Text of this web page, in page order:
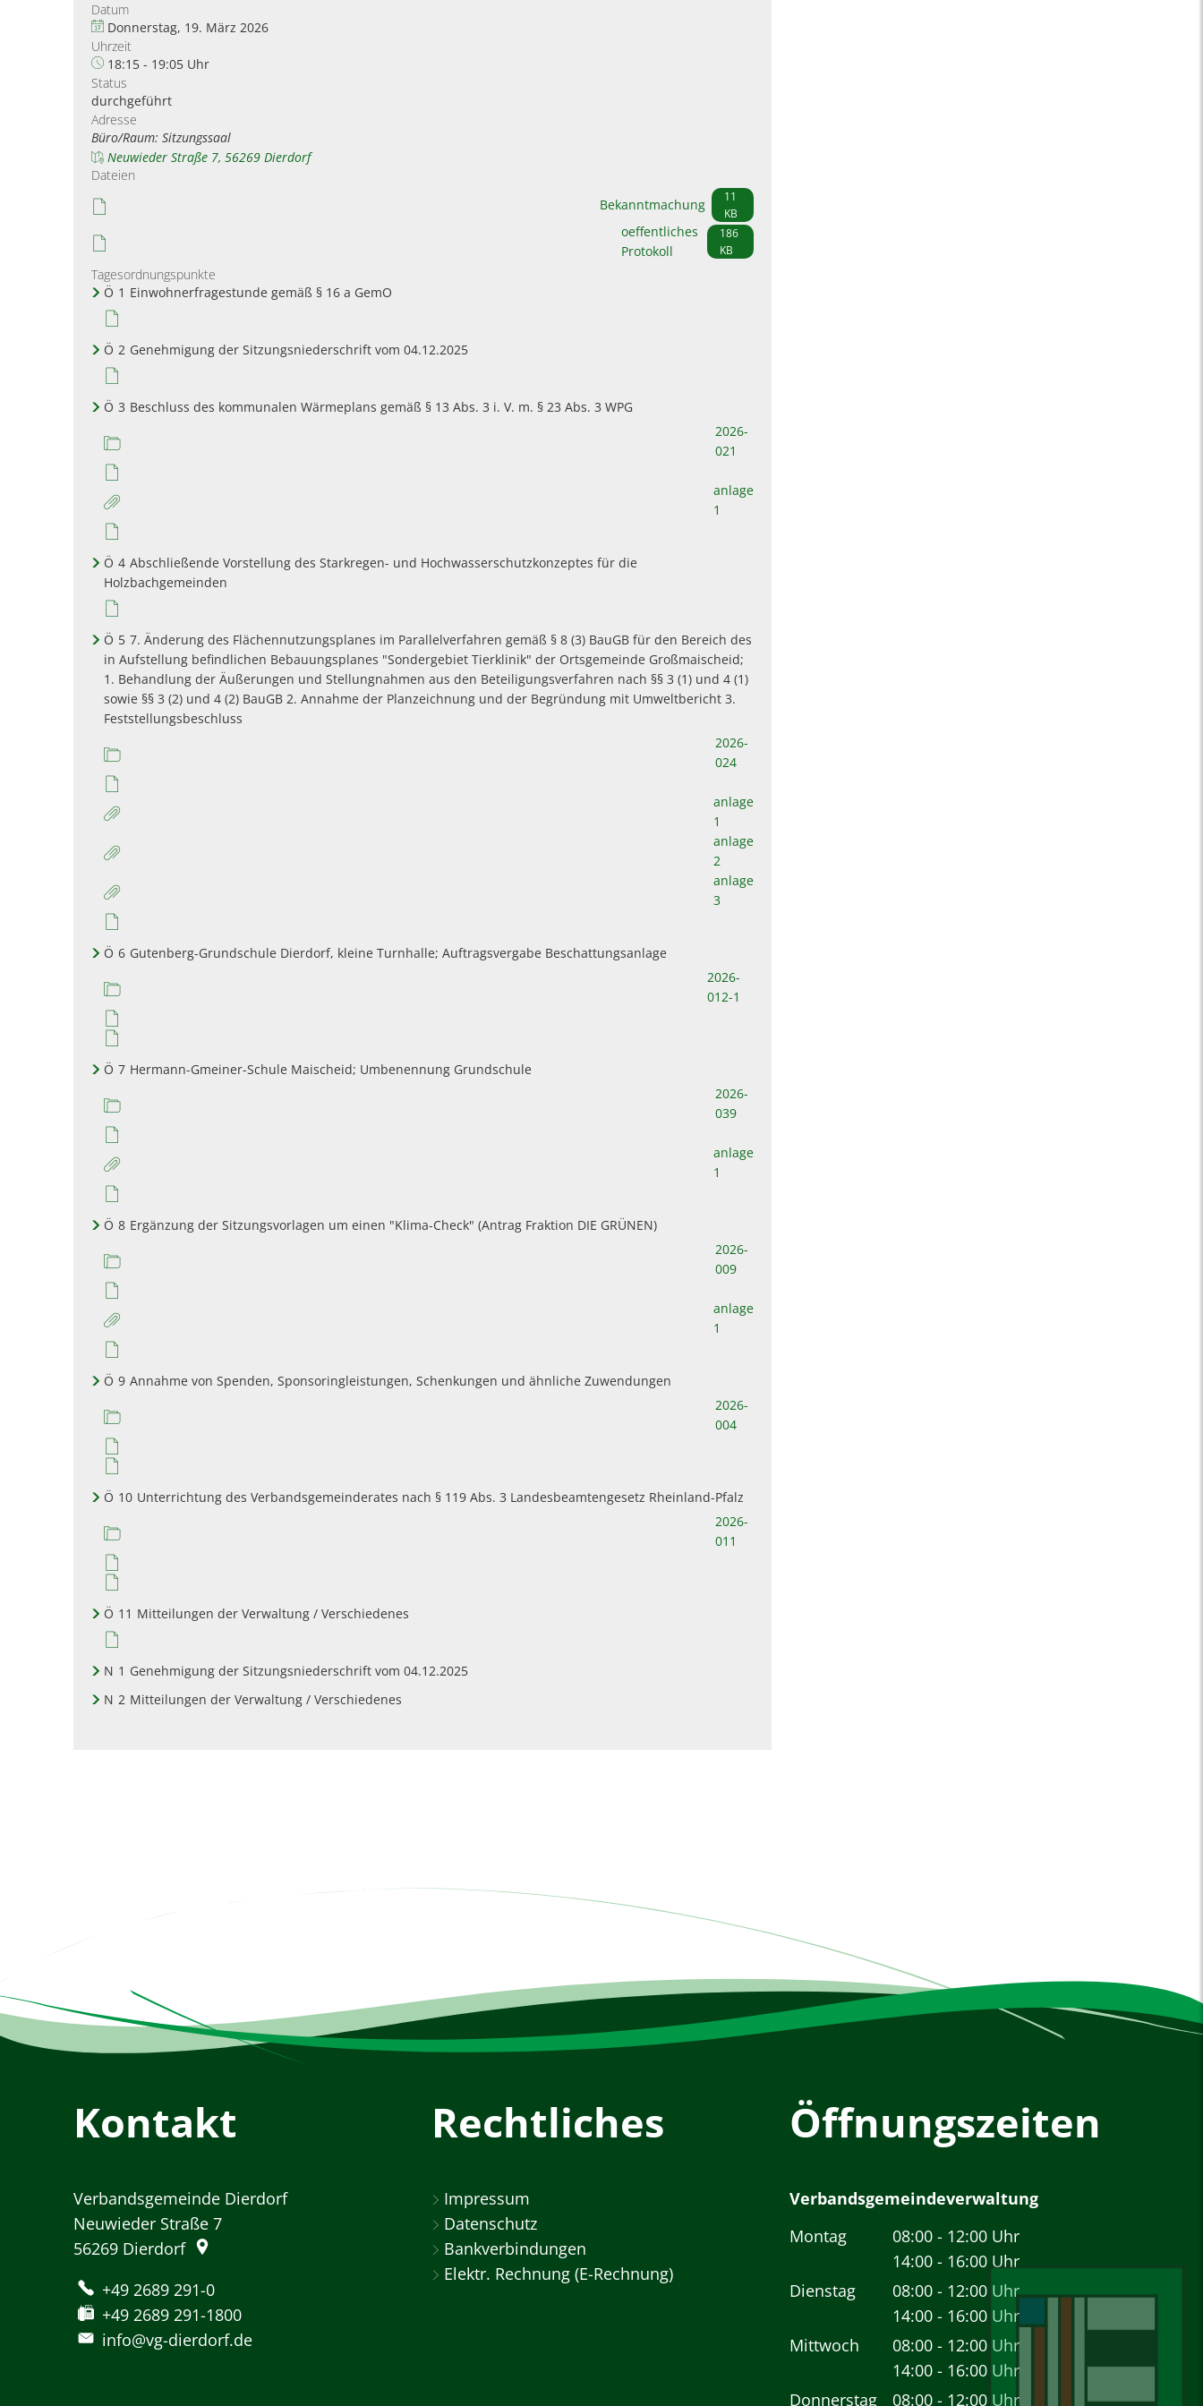
Datum
Donnerstag, 19. März 2026
Uhrzeit
18:15 - 19:05 Uhr
Status
durchgeführt
Adresse
Büro/Raum: Sitzungssaal
Neuwieder Straße 7, 56269 Dierdorf
Dateien
Bekanntmachung
11
KB
oeffentliches
Protokoll
186
KB
Tagesordnungspunkte
Ö 1 Einwohnerfragestunde gemäß § 16 a GemO
Ö 2 Genehmigung der Sitzungsniederschrift vom 04.12.2025
Ö 3 Beschluss des kommunalen Wärmeplans gemäß § 13 Abs. 3 i. V. m. § 23 Abs. 3 WPG
2026-
021
anlage
1
Ö 4 Abschließende Vorstellung des Starkregen- und Hochwasserschutzkonzeptes für die
Holzbachgemeinden
Ö 5 7. Änderung des Flächennutzungsplanes im Parallelverfahren gemäß § 8 (3) BauGB für den Bereich des
in Aufstellung befindlichen Bebauungsplanes "Sondergebiet Tierklinik" der Ortsgemeinde Großmaischeid;
1. Behandlung der Äußerungen und Stellungnahmen aus den Beteiligungsverfahren nach §§ 3 (1) und 4 (1)
sowie §§ 3 (2) und 4 (2) BauGB 2. Annahme der Planzeichnung und der Begründung mit Umweltbericht 3.
Feststellungsbeschluss
2026-
024
anlage
1
anlage
2
anlage
3
Ö 6 Gutenberg-Grundschule Dierdorf, kleine Turnhalle; Auftragsvergabe Beschattungsanlage
2026-
012-1
Ö 7 Hermann-Gmeiner-Schule Maischeid; Umbenennung Grundschule
2026-
039
anlage
1
Ö 8 Ergänzung der Sitzungsvorlagen um einen "Klima-Check" (Antrag Fraktion DIE GRÜNEN)
2026-
009
anlage
1
Ö 9 Annahme von Spenden, Sponsoringleistungen, Schenkungen und ähnliche Zuwendungen
2026-
004
Ö 10 Unterrichtung des Verbandsgemeinderates nach § 119 Abs. 3 Landesbeamtengesetz Rheinland-Pfalz
2026-
011
Ö 11 Mitteilungen der Verwaltung / Verschiedenes
N 1 Genehmigung der Sitzungsniederschrift vom 04.12.2025
N 2 Mitteilungen der Verwaltung / Verschiedenes
Kontakt
Verbandsgemeinde Dierdorf
Neuwieder Straße 7
56269 Dierdorf
+49 2689 291-0
+49 2689 291-1800
info@vg-dierdorf.de
Rechtliches
Impressum
Datenschutz
Bankverbindungen
Elektr. Rechnung (E-Rechnung)
Öffnungszeiten
Verbandsgemeindeverwaltung
Montag
08:00 - 12:00 Uhr
Von 08:00 bis 12:00 Uhr
14:00 - 16:00 Uhr
Von 14:00 bis 16:00 Uhr
Dienstag 08:00 - 12:00 Uhr
Von 08:00 bis 12:00 Uhr
14:00 - 16:00 Uhr
Von 14:00 bis 16:00 Uhr
Mittwoch 08:00 - 12:00 Uhr
Von 08:00 bis 12:00 Uhr
14:00 - 16:00 Uhr
Von 14:00 bis 16:00 Uhr
Donnerstag 08:00 - 12:00 Uhr